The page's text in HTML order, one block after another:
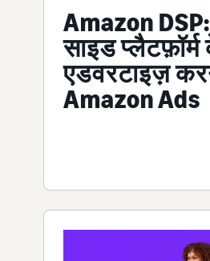
Amazon
साइड
एडवरटाइज़
Amazon Ads